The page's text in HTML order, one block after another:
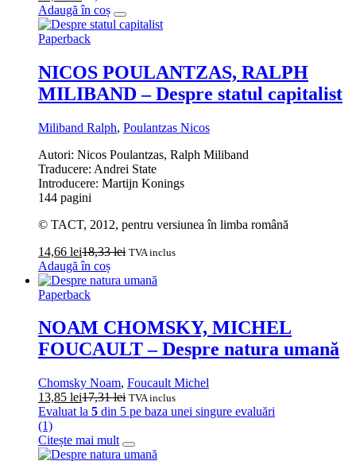
Adaugă în coș
Paperback
NICOS POULANTZAS, RALPH
MILIBAND – Despre statul capitalist
Miliband Ralph, Poulantzas Nicos
Autori: Nicos Poulantzas, Ralph Miliband
Traducere: Andrei State
Introducere: Martijn Konings
144 pagini
© TACT, 2012, pentru versiunea în limba română
14,66 lei18,33lei TVA inclus
Adaugă în coș
Paperback
NOAM CHOMSKY, MICHEL
FOUCAULT – Despre natura umană
Chomsky Noam, Foucault Michel
13,85 lei17,31lei TVA inclus
Evaluat la 5 din 5 pe baza unei singure evaluări
(1)
Citește mai mult